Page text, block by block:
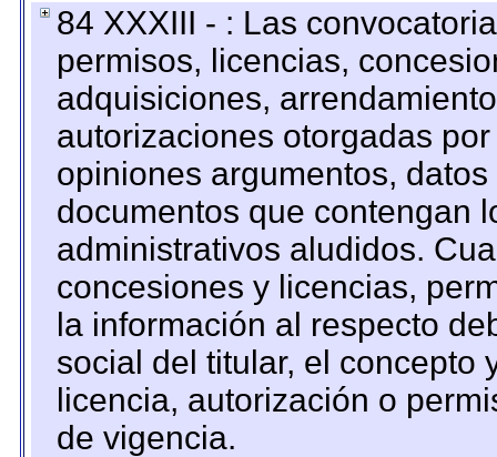
84 XXXIII - : Las
permisos, licencias,
adquisiciones,
autorizaciones otorgadas
opiniones argumentos,
documentos que contengan
administrativos aludidos.
concesiones y licencias,
la información al respecto
social del titular, el concepto
licencia, autorización o
de vigencia.